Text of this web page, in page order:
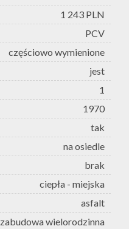
1 243 PLN
PCV
częściowo wymienione
jest
1
1970
tak
na osiedle
brak
ciepła - miejska
asfalt
zabudowa wielorodzinna